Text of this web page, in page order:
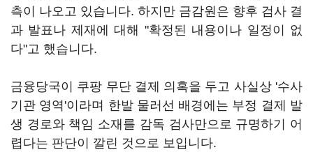
측이 나오고 있습니다. 하지만 금감원은 향후 검사 결
과 발표나 제재에 대해 "확정된 내용이나 일정이 없
다"고 했습니다.
금융당국이 쿠팡 무단 결제 의혹을 두고 사실상 '수사
기관 영역'이라며 한발 물러선 배경에는 부정 결제 발
생 경로와 책임 소재를 감독 검사만으로 규명하기 어
렵다는 판단이 깔린 것으로 보입니다.